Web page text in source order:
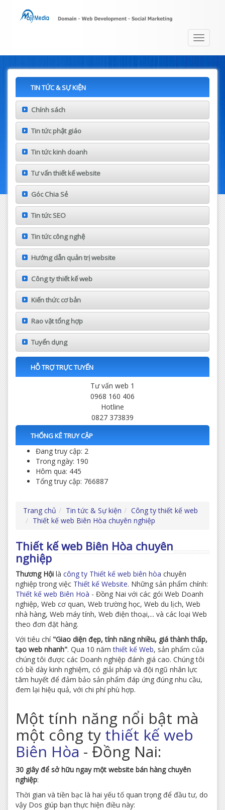
Toggle
TIN TỨC & SỰ KIỆN
Chính sách
Tin tức phật giáo
Tin tức kinh doanh
Tư vấn thiết kế website
Góc Chia Sẻ
Tin tức SEO
Tin tức công nghệ
Hướng dẫn quản trị website
Công ty thiết kế web
Kiến thức cơ bản
Rao vặt tổng hợp
Tuyển dụng
HỖ TRỢ TRỰC TUYẾN
Tư vấn web 1
0968 160 406
Hotline
0827 373839
THỐNG KÊ TRUY CẬP
Đang truy cập: 2
Trong ngày: 190
Hôm qua: 445
Tổng truy cập: 766887
Trang chủ Tin tức & Sự kiện
Công ty thiết kế web
Thiết kế web Biên Hòa chuyên nghiệp
Thiết kế web Biên Hòa chuyên
nghiệp
Thương Hội là công ty Thiết kế web biên hòa chuyên
nghiệp trong việc Thiết kế Website. Những sản phẩm chính:
Thiết kế web Biên Hoà - Đồng Nai với các gói Web Doanh
nghiệp, Web cơ quan, Web trường học, Web du lịch, Web
nhà hàng, Web máy tính, Web điện thoại,... và các loại Web
theo đơn đặt hàng.
Với tiêu chí "Giao diện đẹp, tính năng nhiều, giá thành thấp,
tạo web nhanh". Qua 10 nămthiết kế Web, sản phẩm của
chúng tôi được các Doanh nghiệp đánh giá cao. Chúng tôi
có bề dày kinh nghiệm, có giải pháp và đội ngũ nhân lực
tâm huyết để đảm bảo sản phẩm đáp ứng đúng nhu cầu,
đem lại hiệu quả, với chi phí phù hợp.
Một tính năng nổi bật mà
một công ty thiết kế web
Biên Hòa - Đồng Nai:
30 giây để sở hữu ngay một website bán hàng chuyên
nghiệp:
Thời gian và tiền bạc là hai yếu tố quan trọng để đầu tư, do
vậy Dos giúp bạn thực hiện điều này: